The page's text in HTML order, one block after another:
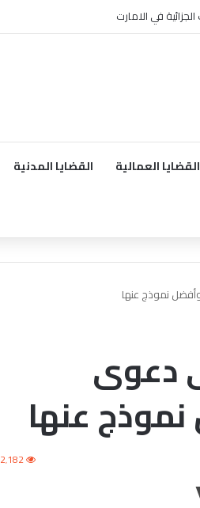
في الامارت
القضايا العمالية القضايا المدنية
نموذج عنها
دعوى
عنها
2٬182